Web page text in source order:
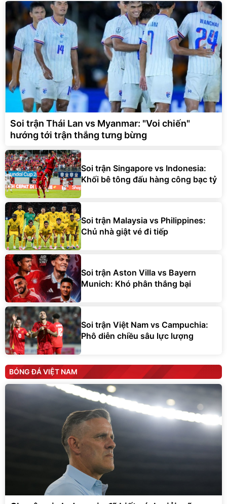
Soi trận Thái Lan vs Myanmar: "Voi chiến"
hướng tới trận thắng tưng bừng
Soi trận Singapore vs Indonesia:
Khối bê tông đấu hàng công bạc tỷ
Soi trận Malaysia vs Philippines:
Chủ nhà giật vé đi tiếp
Soi trận Aston Villa vs Bayern
Munich: Khó phân thắng bại
Soi trận Việt Nam vs Campuchia:
Phô diễn chiều sâu lực lượng
BÓNG ĐÁ VIỆT NAM